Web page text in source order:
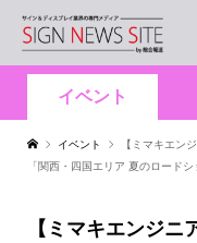
イベント
イベント
【ミマキエン
「関西・四国エリア 夏のロード
【ミマキエンジ